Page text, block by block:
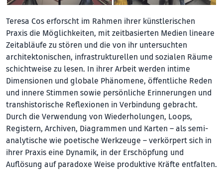
Teresa Cos erforscht im Rahmen ihrer künstlerischen
Praxis die Möglichkeiten, mit zeitbasierten Medien lineare
Zeitabläufe zu stören und die von ihr untersuchten
architektonischen, infrastrukturellen und sozialen Räume
schichtweise zu lesen. In ihrer Arbeit werden intime
Dimensionen und globale Phänomene, öffentliche Reden
und innere Stimmen sowie persönliche Erinnerungen und
transhistorische Reflexionen in Verbindung gebracht.
Durch die Verwendung von Wiederholungen, Loops,
Registern, Archiven, Diagrammen und Karten – als semi-
analytische wie poetische Werkzeuge – verkörpert sich in
ihrer Praxis eine Dynamik, in der Erschöpfung und
Auflösung auf paradoxe Weise produktive Kräfte entfalten.